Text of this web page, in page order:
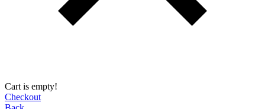
Cart is empty!
Checkout